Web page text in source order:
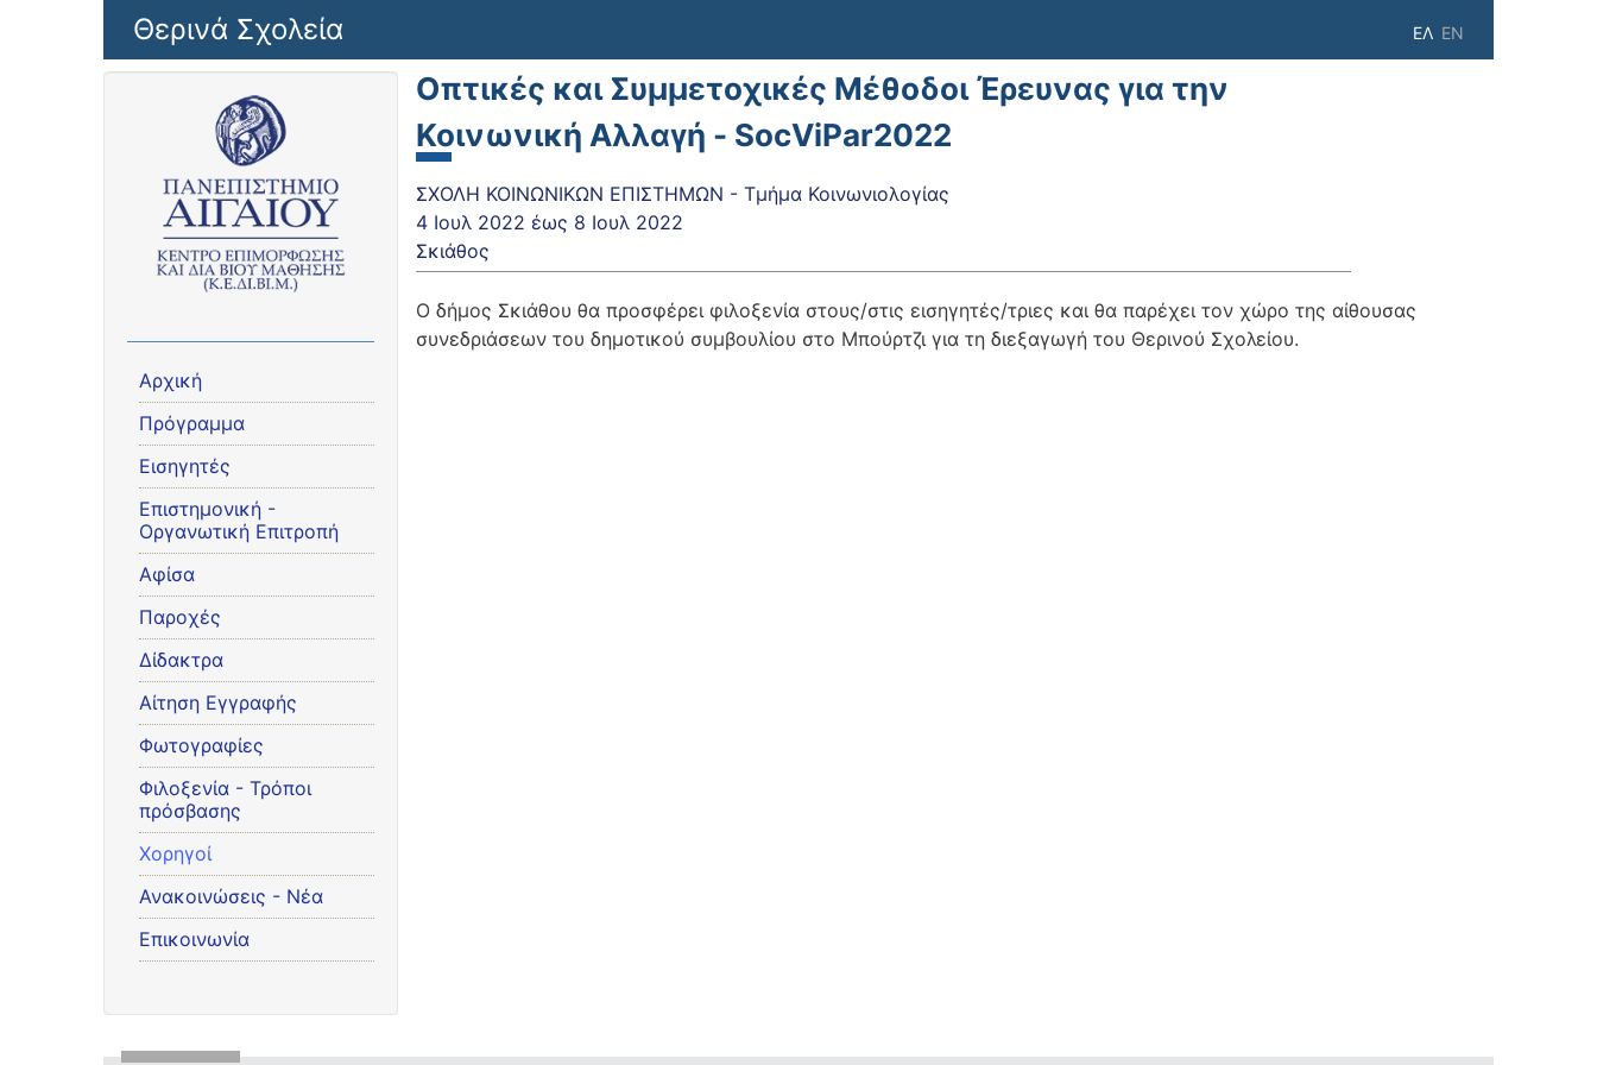
Παράκαμψη προς το κυρίως περιεχόμενο
Θερινά Σχολεία EN
ΕΛ
Αρχική
Πρόγραμμα
Εισηγητές
Eπιστημονική -
Οργανωτική Επιτροπή
Αφίσα
Παροχές
Δίδακτρα
Αίτηση Εγγραφής
Φωτογραφίες
Φιλοξενία - Τρόποι
πρόσβασης
Χορηγοί
Ανακοινώσεις - Νέα
Επικοινωνία
Οπτικές και Συμμετοχικές Μέθοδοι Έρευνας για την
Κοινωνική Αλλαγή - SocViPar2022
ΣΧΟΛΗ ΚΟΙΝΩΝΙΚΩΝ ΕΠΙΣΤΗΜΩΝ - Τμήμα Κοινωνιολογίας
4 Ιουλ 2022 έως 8 Ιουλ 2022
Σκιάθος
Ο δήμος Σκιάθου θα προσφέρει φιλοξενία στους/στις εισηγητές/τριες και θα παρέχει τον χώρο της αίθουσας
συνεδριάσεων του δημοτικού συμβουλίου στο Μπούρτζι για τη διεξαγωγή του Θερινού Σχολείου.